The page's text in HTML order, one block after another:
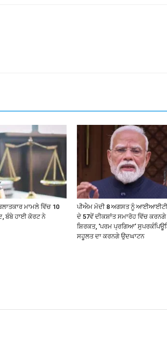
ਮਾਮਲੇ ਵਿੱਚ 10
ਬੰਬੇ ਹਾਈ ਕੋਰਟ ਨੇ
ਪੀਐਮ ਮੋਦੀ 8 ਅਗਸਤ ਨੂੰ ਆਈਆਈਟੀ
ਦੇ 57ਵੇਂ ਦੀਕਸ਼ਾਂਤ ਸਮਾਰੋਹ ਵਿੱਚ ਕਰਨਗੇ
ਸ਼ਿਰਕਤ, ‘ਪਰਮ ਪ੍ਰਗਿਆ’
ਸਹੂਲਤ ਦਾ ਕਰਨਗੇ ਉਦਘਾਟਨ